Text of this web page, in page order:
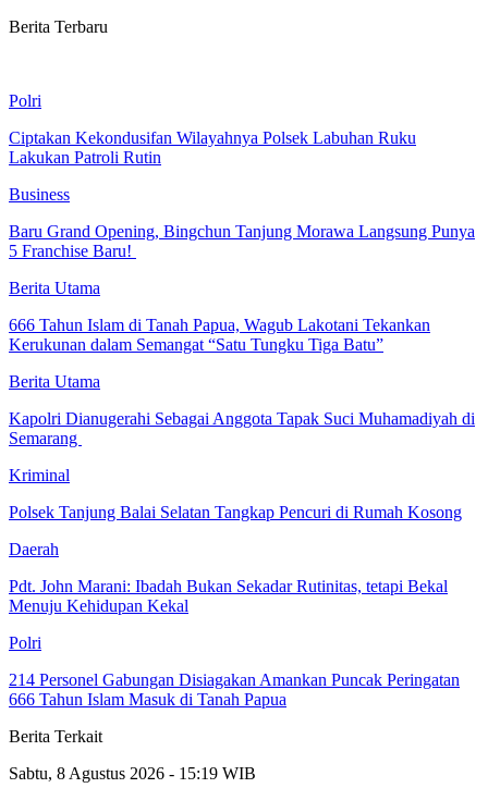
Berita Terbaru
Polri
Ciptakan Kekondusifan Wilayahnya Polsek Labuhan Ruku
Lakukan Patroli Rutin
Business
‎Baru Grand Opening, Bingchun Tanjung Morawa Langsung Punya
5 Franchise Baru! ‎
Berita Utama
666 Tahun Islam di Tanah Papua, Wagub Lakotani Tekankan
Kerukunan dalam Semangat “Satu Tungku Tiga Batu”
Berita Utama
Kapolri Dianugerahi Sebagai Anggota Tapak Suci Muhamadiyah di
Semarang
Kriminal
Polsek Tanjung Balai Selatan Tangkap Pencuri di Rumah Kosong
Daerah
Pdt. John Marani: Ibadah Bukan Sekadar Rutinitas, tetapi Bekal
Menuju Kehidupan Kekal
Polri
214 Personel Gabungan Disiagakan Amankan Puncak Peringatan
666 Tahun Islam Masuk di Tanah Papua
Berita Terkait
Sabtu, 8 Agustus 2026 - 15:19 WIB